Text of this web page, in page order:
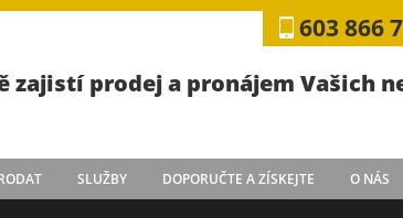
603 866
zajistí prodej a pronájem Vašich
SLUŽBY DOPORUČTE A ZÍSKEJTE O NÁS